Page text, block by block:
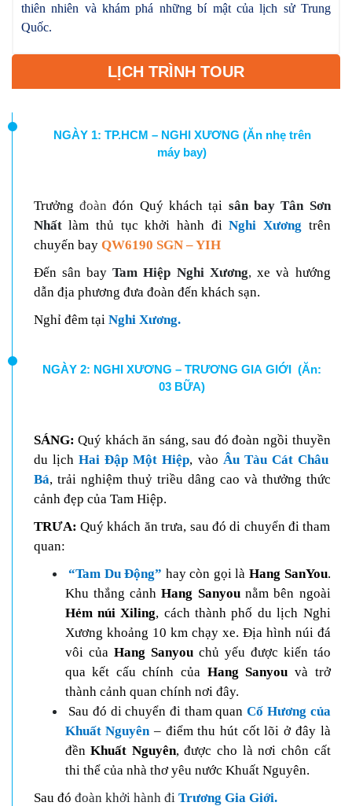
thiên nhiên và khám phá những bí mật của lịch sử Trung
Quốc.
LỊCH TRÌNH TOUR
NGÀY 1: TP.HCM – NGHI XƯƠNG (Ăn nhẹ trên
máy bay)
Trưởng đoàn đón Quý khách tại sân bay Tân Sơn
Nhất làm thủ tục khởi hành điNghi Xương trên
chuyến bay QW6190 SGN – YIH
Đến sân bayTam Hiệp Nghi Xương,xe và hướng
dẫn địa phương đưa đoàn đến khách sạn.
Nghỉ đêm tại Nghi Xương.
NGÀY 2: NGHI XƯƠNG – TRƯƠNG GIA GIỚI (Ăn:
03 BỮA)
SÁNG: Quý khách ăn sáng,sau đó đoàn ngồi thuyền
du lịch Hai Đập Một Hiệp, vào Âu Tàu Cát Châu
Bá, trải nghiệm thuỷ triều dâng cao và thưởng thức
cảnh đẹp của Tam Hiệp.
TRƯA: Quý khách ăn trưa, sau đó di chuyển đi tham
quan:
“Tam Du Động” hay còn gọi là Hang SanYou.
Khu thắng cảnhHang Sanyounằm bên ngoài
Hẻm núi Xiling, cách thành phố du lịch Nghi
Xương khoảng 10 km chạy xe. Địa hình núi đá
vôi của Hang Sanyouchủ yếu được kiến táo
qua kết cấu chính của Hang Sanyou và trở
thành cảnh quan chính nơi đây.
Sau đó di chuyển đi tham quanCố Hương của
Khuất Nguyên – điểm thu hút cốt lõi ở đây là
đềnKhuất Nguyên, được cho là nơi chôn cất
thi thể của nhà thơ yêu nước Khuất Nguyên.
Sau đó đoàn khởi hành đi Trương Gia Giới.